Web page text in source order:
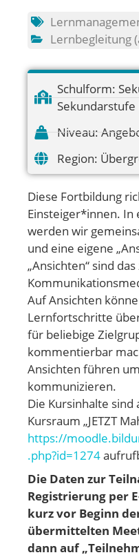
Lernbegleitung
Schulform:
Niveau:
Region:
Diese Fortbildung
Einsteiger*innen. In
werden wir
und eine eigene
„Ansichten“ sind
Auf Ansichten
Lernfortschritte
für beliebige
kommentierbar
Ansichten führen
kommunizieren.
Die Kursinhalte sind
Kursraum „JETZT
https://
.php?id=1274
Die Daten zur
Registrierung per
kurz vor Beginn
übermittelten
dann auf